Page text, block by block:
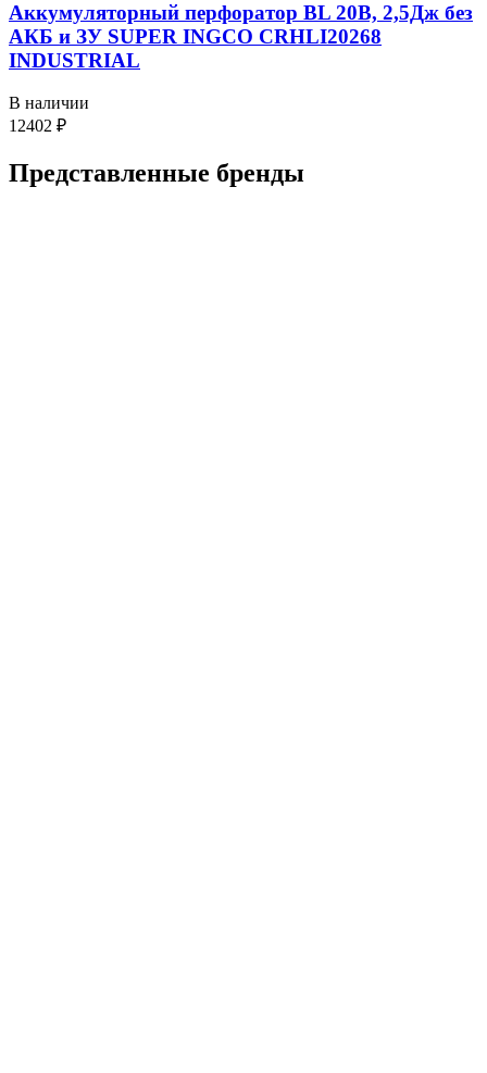
Аккумуляторный перфоратор BL 20В, 2,5Дж без
АКБ и ЗУ SUPER INGCO CRHLI20268
INDUSTRIAL
В наличии
12402 ₽
Представленные бренды